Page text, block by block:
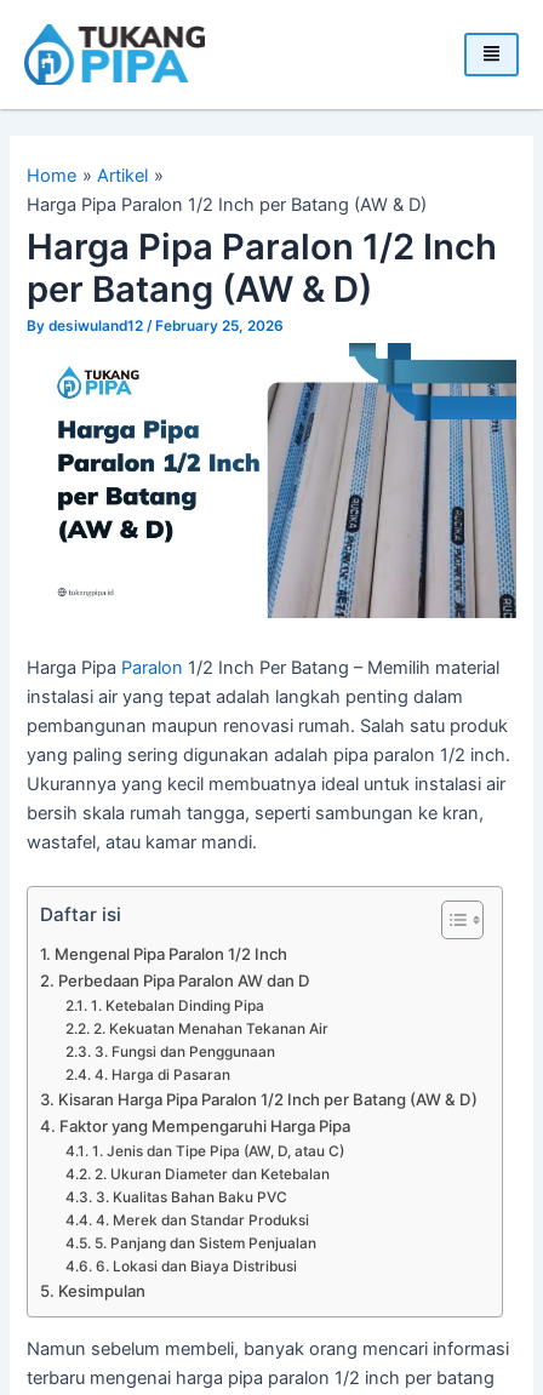
content
Home
Artikel
Harga Pipa Paralon 1/2 Inch per Batang (AW & D)
Harga Pipa Paralon 1/2 Inch
per Batang (AW & D)
Bydesiwuland12/ February 25, 2026
Harga Pipa Paralon 1/2 Inch Per Batang – Memilih material
instalasi air yang tepat adalah langkah penting dalam
pembangunan maupun renovasi rumah. Salah satu produk
yang paling sering digunakan adalah pipa paralon 1/2 inch.
Ukurannya yang kecil membuatnya ideal untuk instalasi air
bersih skala rumah tangga, seperti sambungan ke kran,
wastafel, atau kamar mandi.
Daftar isi
Mengenal Pipa Paralon 1/2 Inch
Perbedaan Pipa Paralon AW dan D
1. Ketebalan Dinding Pipa
2. Kekuatan Menahan Tekanan Air
3. Fungsi dan Penggunaan
4. Harga di Pasaran
Kisaran Harga Pipa Paralon 1/2 Inch per Batang (AW & D)
Faktor yang Mempengaruhi Harga Pipa
1. Jenis dan Tipe Pipa (AW, D, atau C)
2. Ukuran Diameter dan Ketebalan
3. Kualitas Bahan Baku PVC
4. Merek dan Standar Produksi
5. Panjang dan Sistem Penjualan
6. Lokasi dan Biaya Distribusi
Kesimpulan
Namun sebelum membeli, banyak orang mencari informasi
terbaru mengenai harga pipa paralon 1/2 inch per batang